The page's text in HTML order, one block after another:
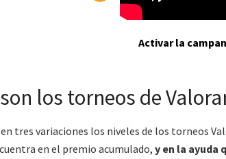
Activar la
los torneos de
tres variaciones los niveles de los torneos
en el premio acumulado, y en la ayuda